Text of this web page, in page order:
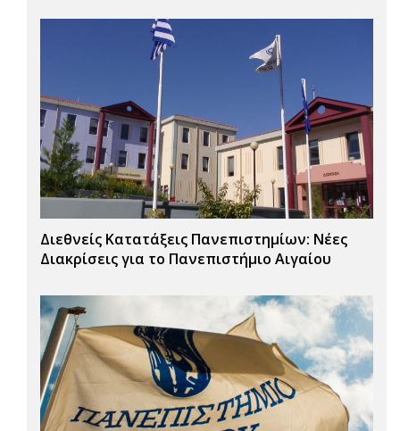
Διεθνείς Κατατάξεις Πανεπιστημίων: Νέες
Διακρίσεις για το Πανεπιστήμιο Αιγαίου